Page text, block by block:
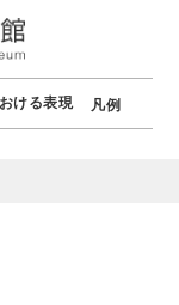
ける表現 凡例